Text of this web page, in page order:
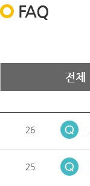
FAQ
전체
26
25